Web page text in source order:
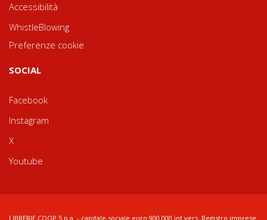
Accessibilità
WhistleBlowing
Preferenze cookie
SOCIAL
Facebook
Instagram
X
Youtube
LIBRERIE.COOP S.p.a. - capitale sociale euro 900.000 int.vers. Registro imprese